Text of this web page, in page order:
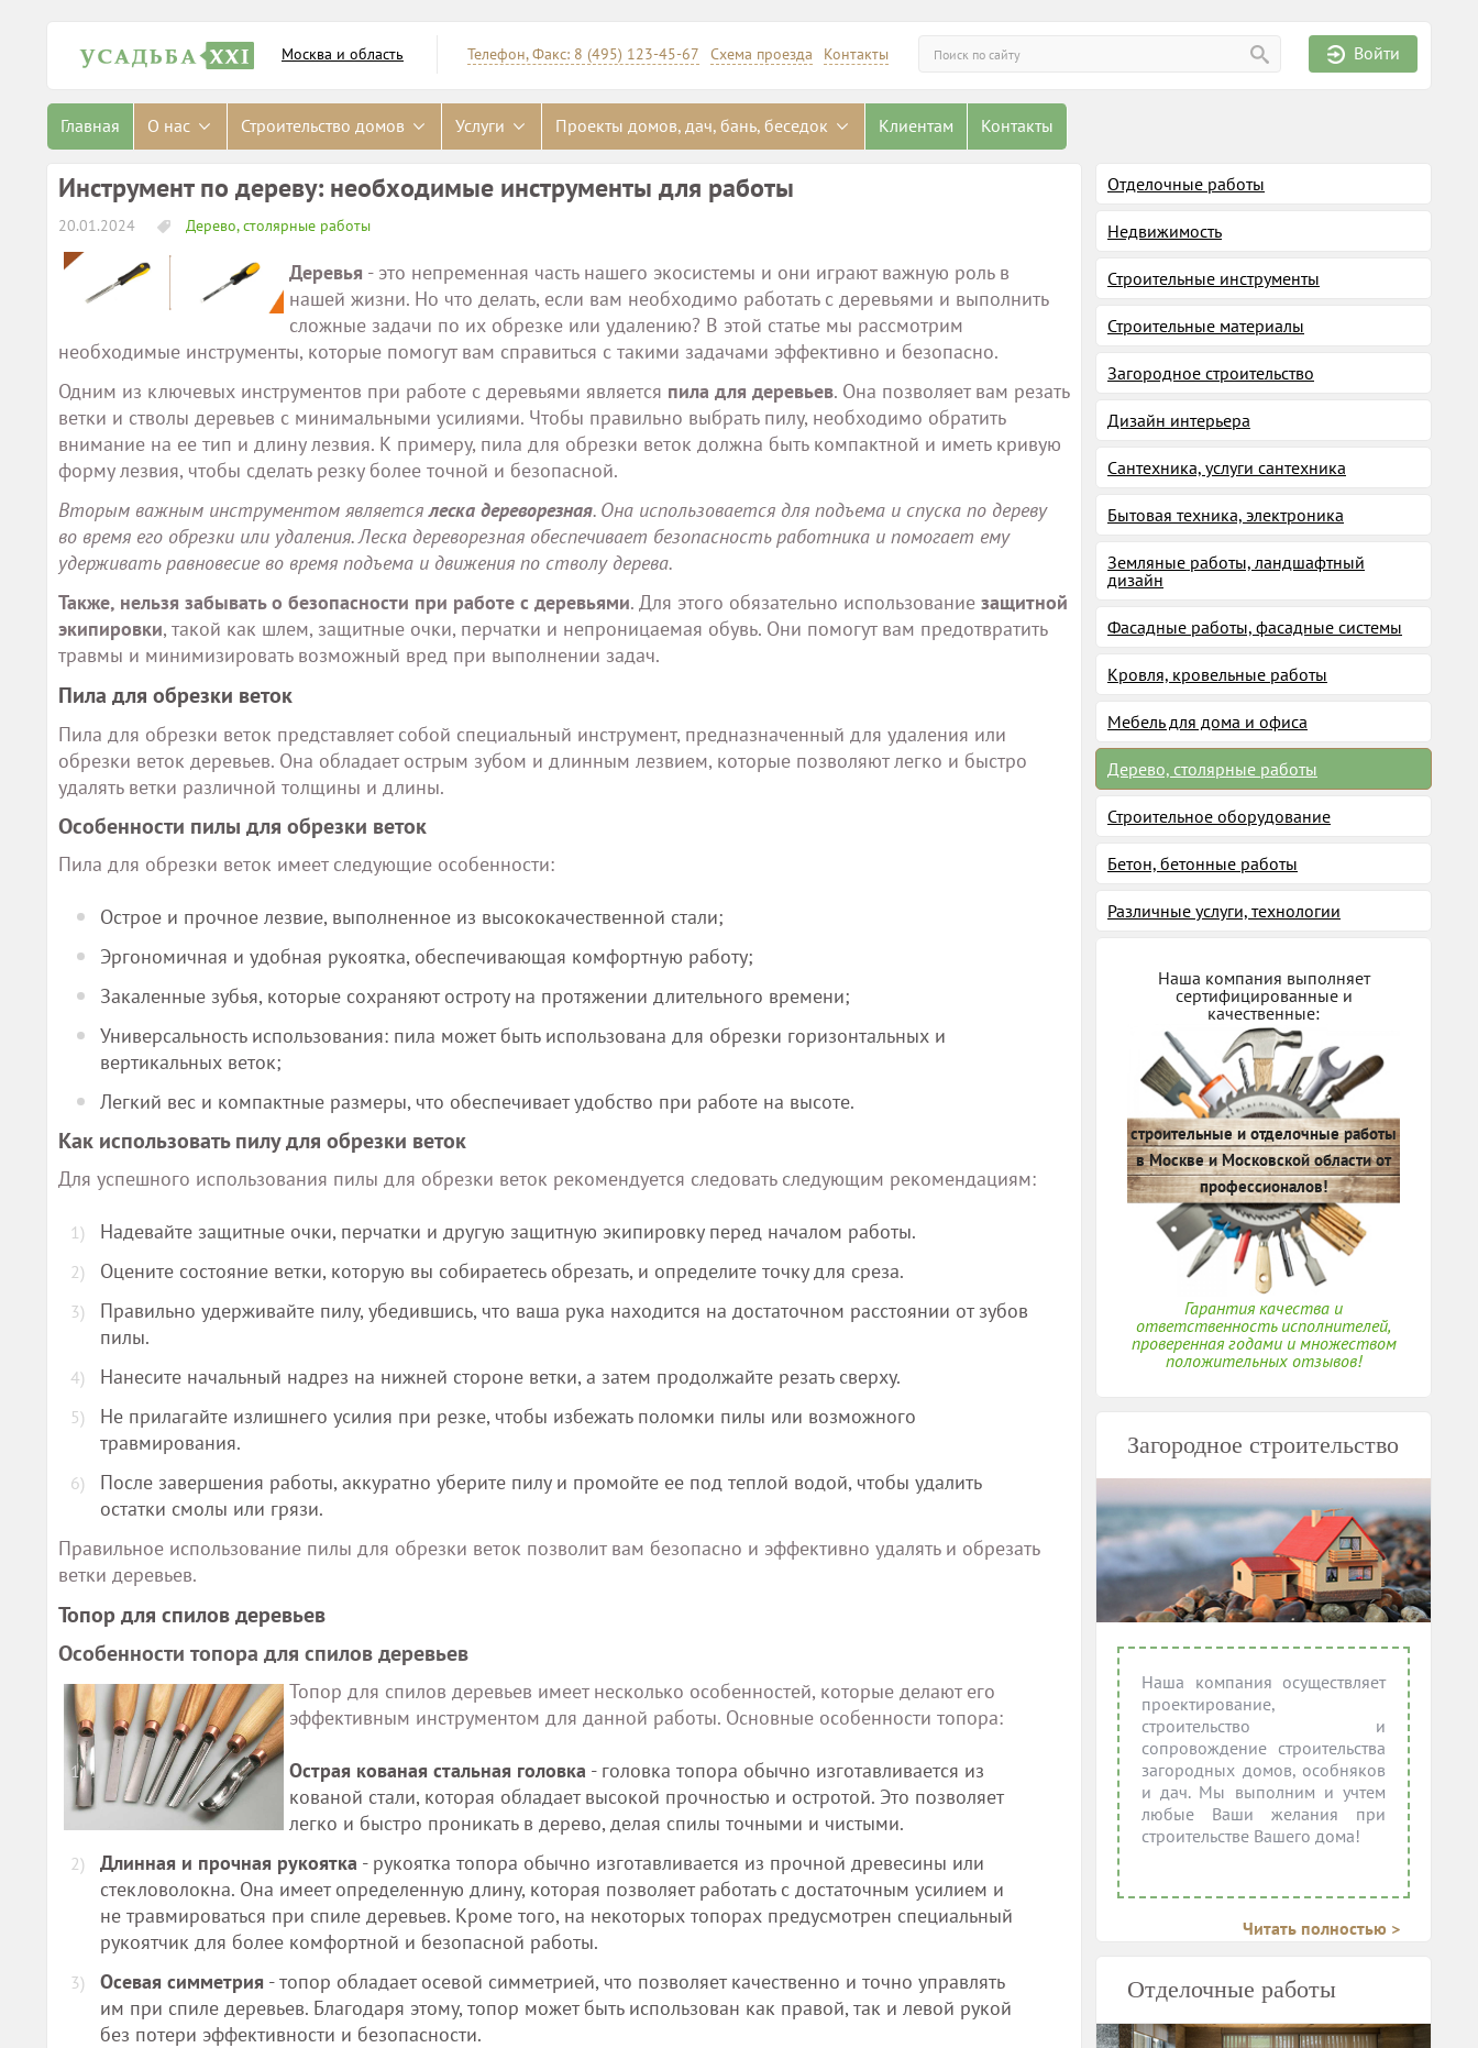
Войти
Искать
Телефон, Факс: 8 (495) 123-45-67 Схема проезда Контакты
Москва и область
Главная О нас Строительство домов Услуги Проекты домов, дач, бань, беседок Клиентам Контакты
Инструмент по дереву: необходимые инструменты для работы
20.01.2024 Дерево, столярные работы
Деревья - это непременная часть нашего экосистемы и они играют важную роль в
нашей жизни. Но что делать, если вам необходимо работать с деревьями и выполнить
сложные задачи по их обрезке или удалению? В этой статье мы рассмотрим
необходимые инструменты, которые помогут вам справиться с такими задачами эффективно и безопасно.
Одним из ключевых инструментов при работе с деревьями является пила для деревьев. Она позволяет вам резать
ветки и стволы деревьев с минимальными усилиями. Чтобы правильно выбрать пилу, необходимо обратить
внимание на ее тип и длину лезвия. К примеру, пила для обрезки веток должна быть компактной и иметь кривую
форму лезвия, чтобы сделать резку более точной и безопасной.
Вторым важным инструментом являетсялеска дереворезная. Она использовается для подъема и спуска по дереву
во время его обрезки или удаления. Леска дереворезная обеспечивает безопасность работника и помогает ему
удерживать равновесие во время подъема и движения по стволу дерева.
Также, нельзя забывать о безопасности при работе с деревьями. Для этого обязательно использование защитной
экипировки, такой как шлем, защитные очки, перчатки и непроницаемая обувь. Они помогут вам предотвратить
травмы и минимизировать возможный вред при выполнении задач.
Пила для обрезки веток
Пила для обрезки веток представляет собой специальный инструмент, предназначенный для удаления или
обрезки веток деревьев. Она обладает острым зубом и длинным лезвием, которые позволяют легко и быстро
удалять ветки различной толщины и длины.
Особенности пилы для обрезки веток
Пила для обрезки веток имеет следующие особенности:
Острое и прочное лезвие, выполненное из высококачественной стали;
Эргономичная и удобная рукоятка, обеспечивающая комфортную работу;
Закаленные зубья, которые сохраняют остроту на протяжении длительного времени;
Универсальность использования: пила может быть использована для обрезки горизонтальных и
вертикальных веток;
Легкий вес и компактные размеры, что обеспечивает удобство при работе на высоте.
Как использовать пилу для обрезки веток
Для успешного использования пилы для обрезки веток рекомендуется следовать следующим рекомендациям:
Надевайте защитные очки, перчатки и другую защитную экипировку перед началом работы.
Оцените состояние ветки, которую вы собираетесь обрезать, и определите точку для среза.
Правильно удерживайте пилу, убедившись, что ваша рука находится на достаточном расстоянии от зубов
пилы.
Нанесите начальный надрез на нижней стороне ветки, а затем продолжайте резать сверху.
Не прилагайте излишнего усилия при резке, чтобы избежать поломки пилы или возможного
травмирования.
После завершения работы, аккуратно уберите пилу и промойте ее под теплой водой, чтобы удалить
остатки смолы или грязи.
Правильное использование пилы для обрезки веток позволит вам безопасно и эффективно удалять и обрезать
ветки деревьев.
Топор для спилов деревьев
Особенности топора для спилов деревьев
Топор для спилов деревьев имеет несколько особенностей, которые делают его
эффективным инструментом для данной работы. Основные особенности топора:
Острая кованая стальная головка - головка топора обычно изготавливается из
кованой стали, которая обладает высокой прочностью и остротой. Это позволяет
легко и быстро проникать в дерево, делая спилы точными и чистыми.
Длинная и прочная рукоятка - рукоятка топора обычно изготавливается из прочной древесины или
стекловолокна. Она имеет определенную длину, которая позволяет работать с достаточным усилием и
не травмироваться при спиле деревьев. Кроме того, на некоторых топорах предусмотрен специальный
рукоятчик для более комфортной и безопасной работы.
Осевая симметрия - топор обладает осевой симметрией, что позволяет качественно и точно управлять
им при спиле деревьев. Благодаря этому, топор может быть использован как правой, так и левой рукой
без потери эффективности и безопасности.
Отделочные работы
Недвижимость
Строительные инструменты
Строительные материалы
Загородное строительство
Дизайн интерьера
Сантехника, услуги сантехника
Бытовая техника, электроника
Земляные работы, ландшафтный
дизайн
Фасадные работы, фасадные системы
Кровля, кровельные работы
Мебель для дома и офиса
Дерево, столярные работы
Строительное оборудование
Бетон, бетонные работы
Различные услуги, технологии
Наша компания выполняет
сертифицированные и
качественные:
строительные и отделочные работы
в Москве и Московской области от
профессионалов!
Гарантия качества и
ответственность исполнителей,
проверенная годами и множеством
положительных отзывов!
Загородное строительство
Наша компания осуществляет
проектирование,
строительство и
сопровождение строительства
загородных домов, особняков
и дач. Мы выполним и учтем
любые Ваши желания при
строительстве Вашего дома!
Читать полностью >
Отделочные работы